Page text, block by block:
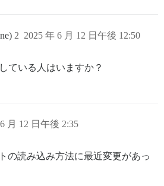
2025 年 6 月 12 日午後 12:50
2
ている人はいますか？
月 12 日午後 2:35
の読み込み方法に最近変更があっ